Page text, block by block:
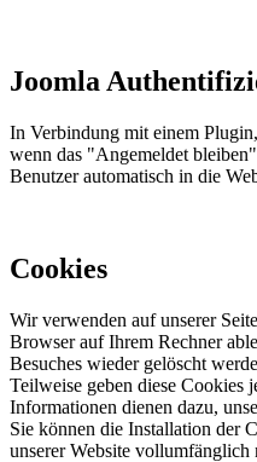
Joomla
In Verbindung mit einem
wenn das "Angemeldet
Benutzer automatisch in die
Cookies
Wir verwenden auf unserer
Browser auf Ihrem Rechner
Besuches wieder gelöscht
Teilweise geben diese Cookies
Informationen dienen dazu,
Sie können die Installation der
unserer Website vollumfänglich